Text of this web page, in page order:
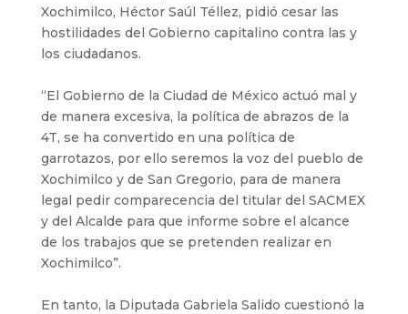
Xochimilco, Héctor Saúl Téllez, pidió cesar las
hostilidades del Gobierno capitalino contra las y
los ciudadanos.
“El Gobierno de la Ciudad de México actuó mal y
de manera excesiva, la política de abrazos de la
4T, se ha convertido en una política de
garrotazos, por ello seremos la voz del pueblo de
Xochimilco y de San Gregorio, para de manera
legal pedir comparecencia del titular del SACMEX
y del Alcalde para que informe sobre el alcance
de los trabajos que se pretenden realizar en
Xochimilco”.
En tanto, la Diputada Gabriela Salido cuestionó la